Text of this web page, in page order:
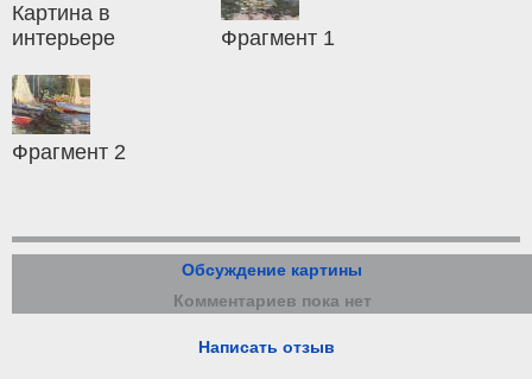
Картина в
интерьере
Фрагмент 1
Фрагмент 2
Обсуждение картины
Комментариев пока нет
Написать отзыв